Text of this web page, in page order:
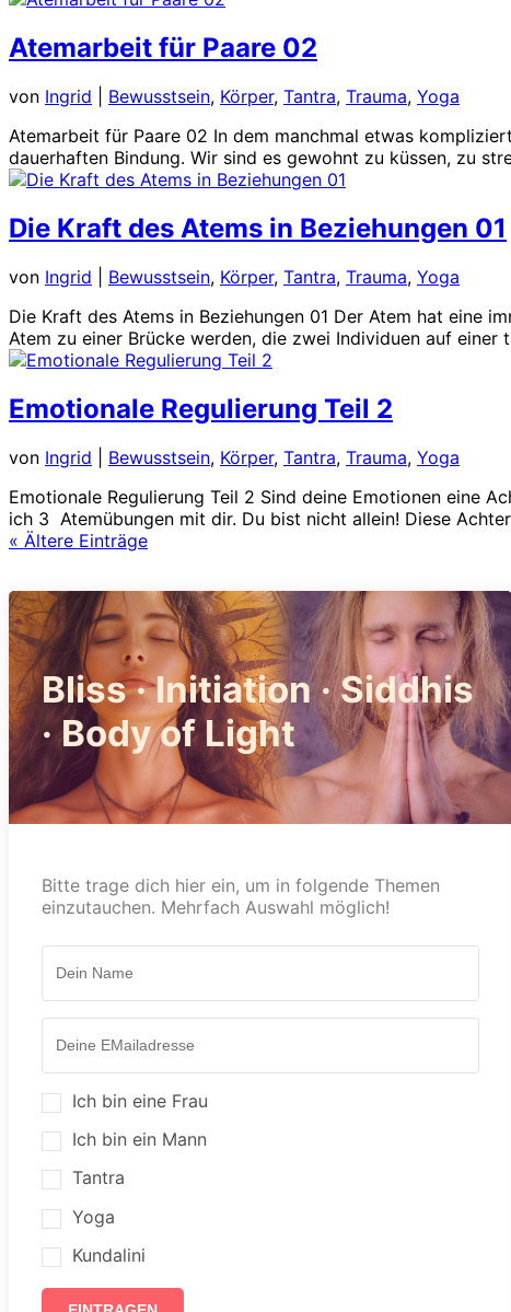
Atemarbeit für Paare 02
von Ingrid Bewusstsein, Körper, Tantra, Trauma, Yoga
Atemarbeit für Paare 02 In dem manchmal etwas
dauerhaften Bindung. Wir sind es gewohnt zu küssen, zu
Die Kraft des Atems in Beziehungen 01
von Ingrid Bewusstsein, Körper, Tantra, Trauma, Yoga
Die Kraft des Atems in Beziehungen 01 Der Atem hat eine
Atem zu einer Brücke werden, die zwei Individuen auf einer
Emotionale Regulierung Teil 2
von Ingrid Bewusstsein, Körper, Tantra, Trauma, Yoga
Emotionale Regulierung Teil 2 Sind deine Emotionen eine
ich 3 Atemübungen mit dir. Du bist nicht allein! Diese
« Ältere Einträge
Bliss · Initiation · Siddhis
· Body of Light
Bitte trage dich hier ein, um in folgende Themen
einzutauchen. Mehrfach Auswahl möglich!
Ich bin eine Frau
Ich bin ein Mann
Tantra
Yoga
Kundalini